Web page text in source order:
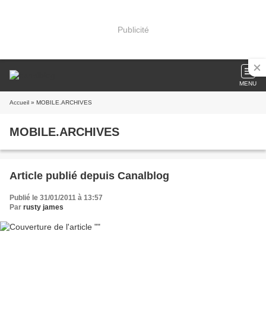
Publicité
MENU
Accueil » MOBILE.ARCHIVES
MOBILE.ARCHIVES
Article publié depuis Canalblog
Publié le 31/01/2011 à 13:57
Par rusty james